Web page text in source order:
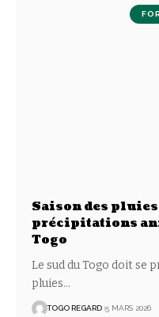
Saison des
précipitations
Togo
Le sud du Togo doit se
pluies…
TOGO REGARD 5 MARS 2026